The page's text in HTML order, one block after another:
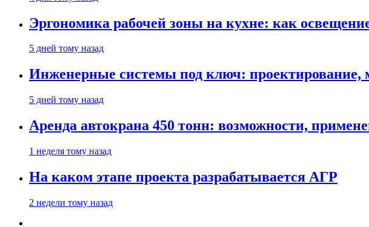
Эргономика рабочей зоны на кухне: как
5 дней тому назад
Инженерные системы под ключ: проектирование,
5 дней тому назад
Аренда автокрана 450 тонн: возможности,
1 неделя тому назад
На каком этапе проекта разрабатывается АГР
2 недели тому назад